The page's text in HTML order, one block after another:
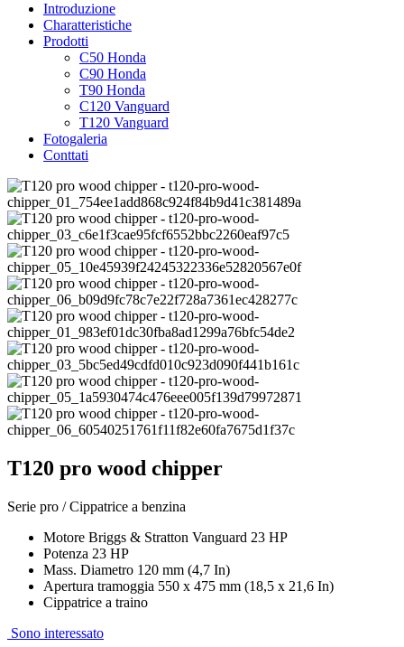
Introduzione
Charatteristiche
Prodotti
C50 Honda
C90 Honda
T90 Honda
C120 Vanguard
T120 Vanguard
Fotogaleria
Conttati
T120 pro wood chipper
Serie pro / Cippatrice a benzina
Motore Briggs & Stratton Vanguard 23 HP
Potenza 23 HP
Mass. Diametro 120 mm (4,7 In)
Apertura tramoggia 550 x 475 mm (18,5 x 21,6 In)
Cippatrice a traino
Sono interessato